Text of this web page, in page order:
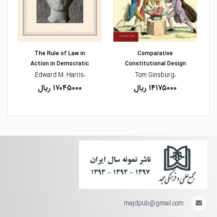
مشاهده و خرید مشاهده و خرید
Comparative
Constitutional Design
،Tom Ginsburg
۱۴۱۷۵۰۰۰ ریال
The Rule of Law in
Action in Democratic
،Edward M. Harris
۱۷۰۴۵۰۰۰ ریال
majdpub@gmail.com